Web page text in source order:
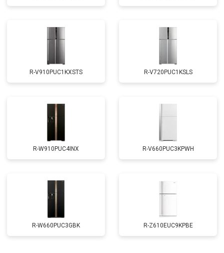
R-V910PUC1KXSTS R-V720PUC1KSLS
R-W910PUC4INX R-V660PUC3KPWH
R-W660PUC3GBK R-Z610EUC9KPBE